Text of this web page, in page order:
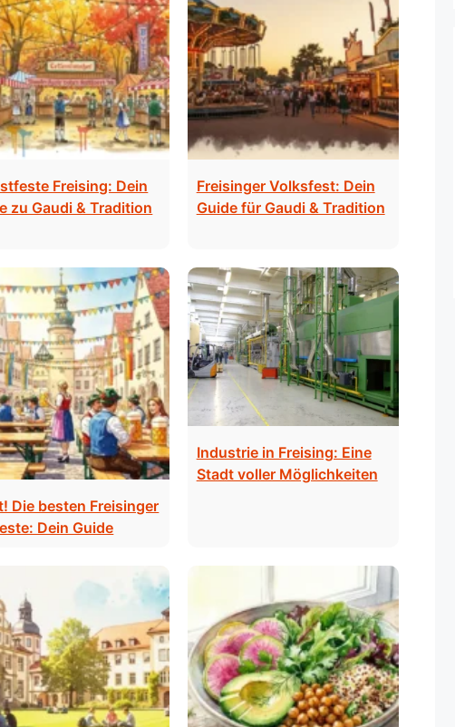
Freising: Dein
zu Gaudi & Tradition
Freisinger Volksfest: Dein
Guide für Gaudi & Tradition
Die besten Freisinger
Dein Guide
Industrie in Freising: Eine
Stadt voller Möglichkeiten